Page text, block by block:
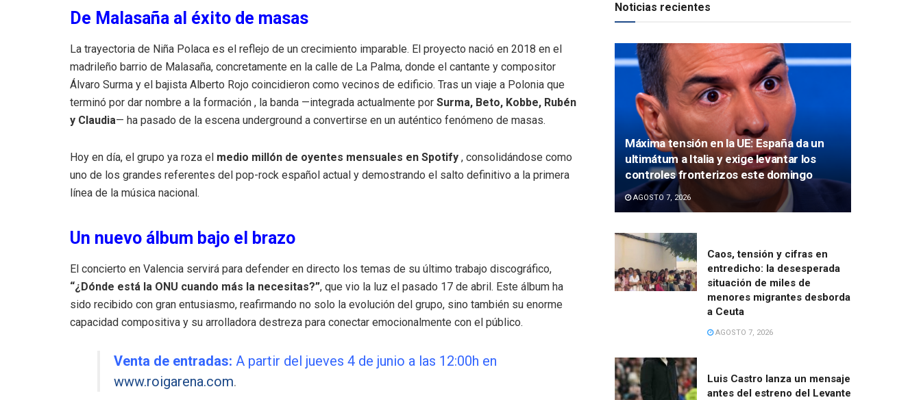
De Malasaña al éxito de masas
La trayectoria de Niña Polaca es el reflejo de un crecimiento imparable. El proyecto nació en 2018 en el
madrileño barrio de Malasaña, concretamente en la calle de La Palma, donde el cantante y compositor
Álvaro Surma y el bajista Alberto Rojo coincidieron como vecinos de edificio. Tras un viaje a Polonia que
terminó por dar nombre a la formación , la banda —integrada actualmente por Surma, Beto, Kobbe, Rubén
y Claudia— ha pasado de la escena underground a convertirse en un auténtico fenómeno de masas.
Hoy en día, el grupo ya roza el medio millón de oyentes mensuales en Spotify , consolidándose como
uno de los grandes referentes del pop-rock español actual y demostrando el salto definitivo a la primera
línea de la música nacional.
Un nuevo álbum bajo el brazo
El concierto en Valencia servirá para defender en directo los temas de su último trabajo discográfico,
“¿Dónde está la ONU cuando más la necesitas?”, que vio la luz el pasado 17 de abril. Este álbum ha
sido recibido con gran entusiasmo, reafirmando no solo la evolución del grupo, sino también su enorme
capacidad compositiva y su arrolladora destreza para conectar emocionalmente con el público.
Venta de entradas: A partir del jueves 4 de junio a las 12:00h en
www.roigarena.com.
Noticias recientes
Máxima tensión en la UE: España da un
ultimátum a Italia y exige levantar los
controles fronterizos este domingo
AGOSTO 7, 2026
Caos, tensión y cifras en
entredicho: la desesperada
situación de miles de
menores migrantes desborda
a Ceuta
AGOSTO 7, 2026
Luis Castro lanza un mensaje
antes del estreno del Levante